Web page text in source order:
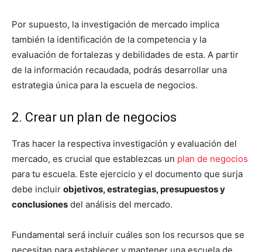
Por supuesto, la investigación de mercado implica
también la identificación de la competencia y la
evaluación de fortalezas y debilidades de esta. A partir
de la información recaudada, podrás desarrollar una
estrategia única para la escuela de negocios.
2. Crear un plan de negocios
Tras hacer la respectiva investigación y evaluación del
mercado, es crucial que establezcas un plan de negocios
para tu escuela. Este ejercicio y el documento que surja
debe incluir objetivos, estrategias, presupuestos y
conclusiones del análisis del mercado.
Fundamental será incluir cuáles son los recursos que se